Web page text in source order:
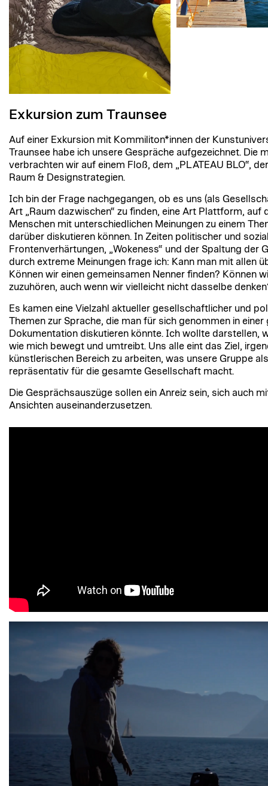
Exkursion zum Traunsee
Auf einer Exkursion mit Kommiliton*innen der
Traunsee habe ich unsere Gespräche aufgezeichnet. Die
verbrachten wir auf einem Floß, dem „PLATEAU BLO“,
Raum & Designstrategien.
Ich bin der Frage nachgegangen, ob es uns (als
Art „Raum dazwischen“ zu finden, eine Art Plattform, auf
Menschen mit unterschiedlichen Meinungen zu einem
darüber diskutieren können. In Zeiten politischer und
Frontenverhärtungen, „Wokeness“ und der Spaltung der
durch extreme Meinungen frage ich: Kann man mit allen
Können wir einen gemeinsamen Nenner finden? Können
zuzuhören, auch wenn wir vielleicht nicht dasselbe
Es kamen eine Vielzahl aktueller gesellschaftlicher und
Themen zur Sprache, die man für sich genommen in einer
Dokumentation diskutieren könnte. Ich wollte darstellen,
wie mich bewegt und umtreibt. Uns alle eint das Ziel,
künstlerischen Bereich zu arbeiten, was unsere Gruppe
repräsentativ für die gesamte Gesellschaft macht.
Die Gesprächsauszüge sollen ein Anreiz sein, sich auch
Ansichten auseinanderzusetzen.